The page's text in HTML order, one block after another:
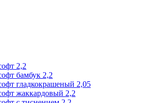
2,2
бамбук 2,2
гладкокрашеный 2,05
жаккардовый 2,2